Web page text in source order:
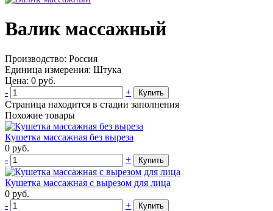
Валик массажный
Производство: Россия
Единица измерения: Штука
Цена: 0 руб.
-
+ Купить
Страница находится в стадии заполнения
Похожие товары
Кушетка массажная без выреза
0 руб.
-
+ Купить
Кушетка массажная с вырезом для лица
0 руб.
-
+ Купить